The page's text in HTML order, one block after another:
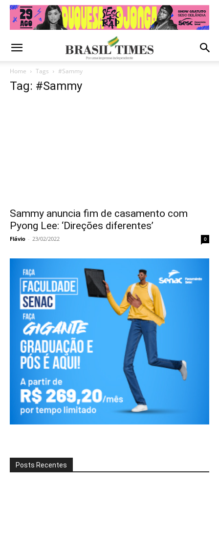
Home Tags #Sammy
Tag: #Sammy
Sammy anuncia fim de casamento com
Pyong Lee: ‘Direções diferentes’
Flávio - 23/02/2022 0
Posts Recentes